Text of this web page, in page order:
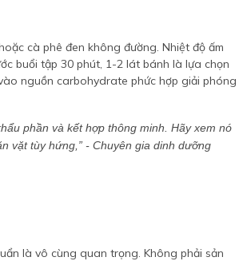
cà phê đen không đường. Nhiệt độ ấm
buổi tập 30 phút, 1-2 lát bánh là lựa chọn
nguồn carbohydrate phức hợp giải phóng
phần và kết hợp thông minh. Hãy xem nó
vặt tùy hứng,” - Chuyên gia dinh dưỡng
là vô cùng quan trọng. Không phải sản